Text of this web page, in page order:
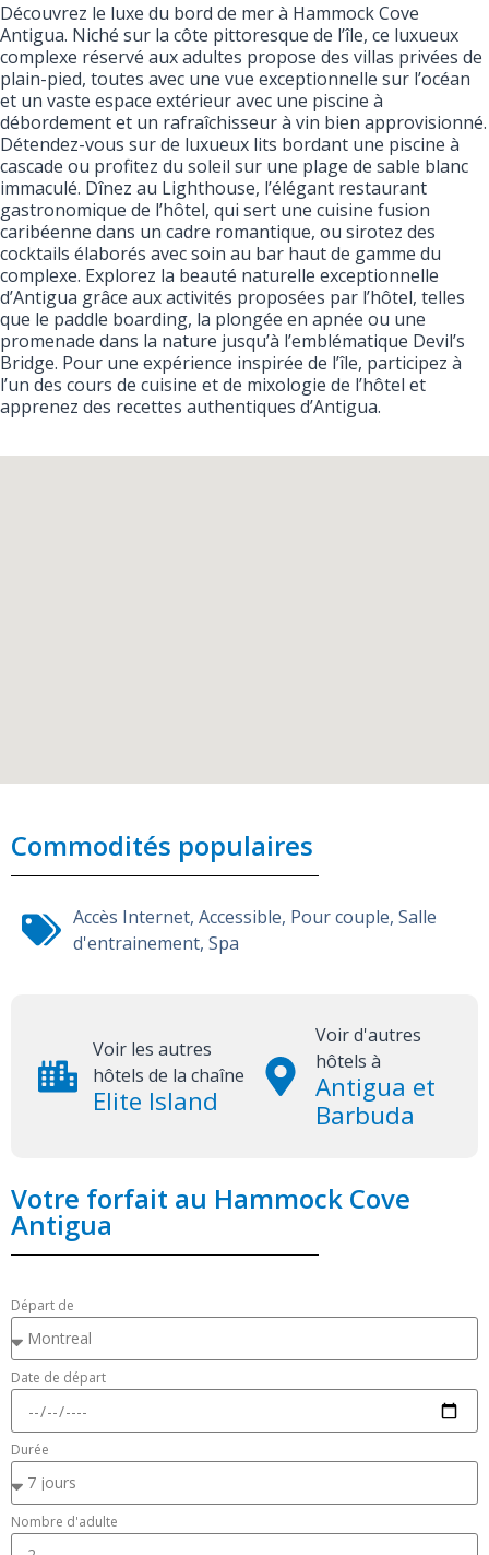
Découvrez le luxe du bord de mer à Hammock Cove
Antigua. Niché sur la côte pittoresque de l’île, ce luxueux
complexe réservé aux adultes propose des villas privées de
plain-pied, toutes avec une vue exceptionnelle sur l’océan
et un vaste espace extérieur avec une piscine à
débordement et un rafraîchisseur à vin bien approvisionné.
Détendez-vous sur de luxueux lits bordant une piscine à
cascade ou profitez du soleil sur une plage de sable blanc
immaculé. Dînez au Lighthouse, l’élégant restaurant
gastronomique de l’hôtel, qui sert une cuisine fusion
caribéenne dans un cadre romantique, ou sirotez des
cocktails élaborés avec soin au bar haut de gamme du
complexe. Explorez la beauté naturelle exceptionnelle
d’Antigua grâce aux activités proposées par l’hôtel, telles
que le paddle boarding, la plongée en apnée ou une
promenade dans la nature jusqu’à l’emblématique Devil’s
Bridge. Pour une expérience inspirée de l’île, participez à
l’un des cours de cuisine et de mixologie de l’hôtel et
apprenez des recettes authentiques d’Antigua.
Commodités populaires
Accès Internet, Accessible, Pour couple, Salle
d'entrainement, Spa
Voir les autres
hôtels de la chaîne
Elite Island
Voir d'autres
hôtels à
Antigua et
Barbuda
Votre forfait au Hammock Cove
Antigua
Départ de
Date de départ
Durée
Nombre d'adulte